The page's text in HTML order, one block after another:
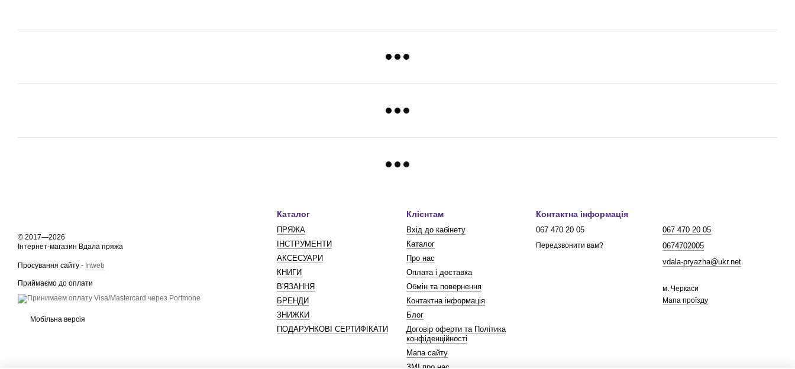
© 2017—2026
Інтернет-магазин Вдала пряжа
Просування сайту - Inweb
Приймаємо до оплати
Мобільна версія
Каталог
ПРЯЖА
ІНСТРУМЕНТИ
АКСЕСУАРИ
КНИГИ
В'ЯЗАННЯ
БРЕНДИ
ЗНИЖКИ
ПОДАРУНКОВІ СЕРТИФІКАТИ
Клієнтам
Вхід до кабінету
Каталог
Про нас
Оплата і доставка
Обмін та повернення
Контактна інформація
Блог
Договір оферти та Політика
конфіденційності
Мапа сайту
ЗМІ про нас
Контактна інформація
067 470 20 05
Передзвонити вам?
067 470 20 05
0674702005
vdala-pryazha@ukr.net
м. Черкаси
Мапа проїзду